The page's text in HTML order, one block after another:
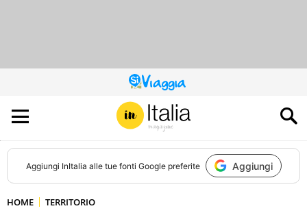
QUESTO
SITO
CONTRIBUISCE
ALL’AUDIENCE
DI
Aggiungi InItalia alle tue fonti Google preferite Aggiungi
HOME TERRITORIO